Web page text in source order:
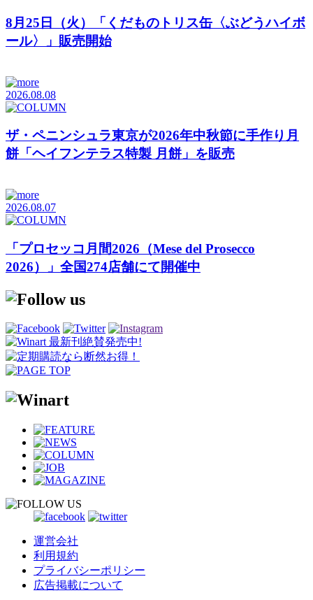
8月25日（火）「くだものトリス缶〈ぶどうハイボ
ール〉」販売開始
2026.08.08
ザ・ペニンシュラ東京が2026年中秋節に手作り月
餅「ヘイフンテラス特製 月餅」を販売
2026.08.07
「プロセッコ月間2026（Mese del Prosecco
2026）」全国274店舗にて開催中
運営会社
利用規約
プライバシーポリシー
広告掲載について